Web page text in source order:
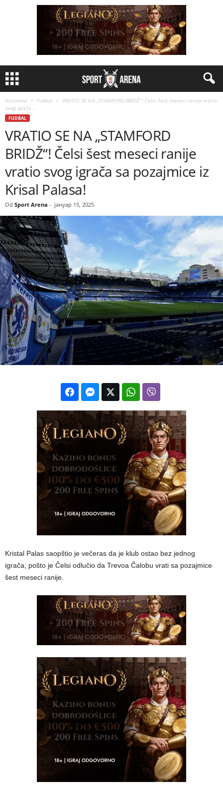
Naslovna Fudbal
VRATIO SE NA „STAMFORD BRIDŽ“! Čelsi šest meseci ranije vratio
svog igrača...
FUDBAL
VRATIO SE NA „STAMFORD
BRIDŽ“! Čelsi šest meseci ranije
vratio svog igrača sa pozajmice iz
Krisal Palasa!
Od Sport Arena - јануар 15, 2025
Kristal Palas saopštio je večeras da je klub ostao bez jednog
igrača, pošto je Čelsi odlučio da Trevoa Čalobu vrati sa pozajmice
šest meseci ranije.